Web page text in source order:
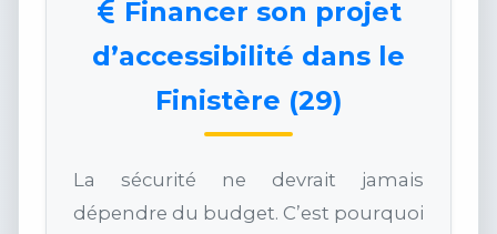
Financer son projet
d’accessibilité dans le
Finistère (29)
La sécurité ne devrait jamais
dépendre du budget. C’est pourquoi